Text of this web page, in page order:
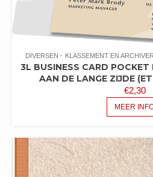
DIVERSEN KLASSEMENT EN
3L BUSINESS CARD
AAN DE LANGE ZIJDE
€2,30
MEER